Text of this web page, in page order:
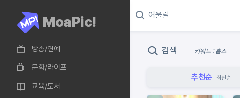
MoaPic!
방송/연예
문화/라이프
교육/도서
검색 키워드 : 홈즈
추천순 최신순